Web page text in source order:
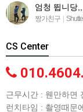
엄청 뜁니당
짱가친구 |
CS Center
근무시간 : 웬만하면
런치타임 : 촬영때문